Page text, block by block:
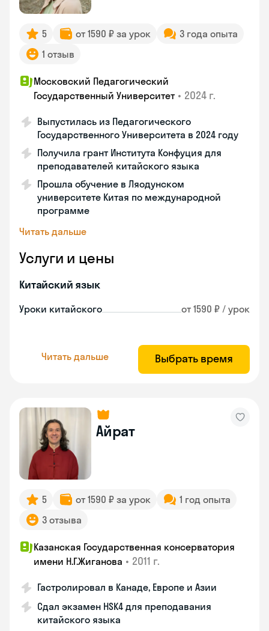
5 от 1590 ₽ за урок
3 года опыта
1 отзыв
Московский Педагогический
Государственный Университет • 2024 г.
Выпустилась из Педагогического
Государственного Университета в 2024 году
Получила грант Института Конфуция для
преподавателей китайского языка
Прошла обучение в Ляодунском
университете Китая по международной
программе
Читать дальше
Услуги и цены
Китайский язык
Уроки китайского от 1590 ₽ / урок
Читать дальше Выбрать время
Айрат
5 от 1590 ₽ за урок
1 год опыта
3 отзыва
Казанская Государственная консерватория
имени Н.Г.Жиганова • 2011 г.
Гастролировал в Канаде, Европе и Азии
Сдал экзамен HSK4 для преподавания
китайского языка